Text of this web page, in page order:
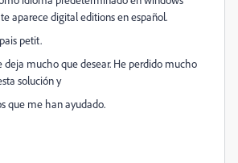
aparece digital editions en español.
petit.
deja mucho que desear. He perdido mucho
solución y
que me han ayudado.